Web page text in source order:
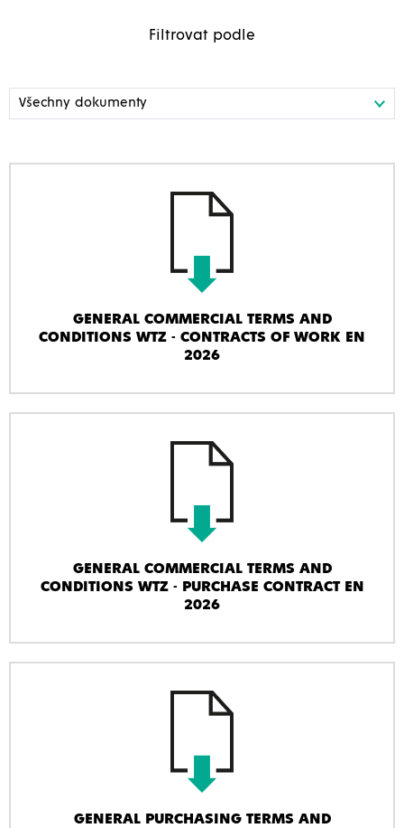
Filtrovat podle
GENERAL COMMERCIAL TERMS AND
CONDITIONS WTZ - CONTRACTS OF WORK EN
2026
GENERAL COMMERCIAL TERMS AND
CONDITIONS WTZ - PURCHASE CONTRACT EN
2026
GENERAL PURCHASING TERMS AND